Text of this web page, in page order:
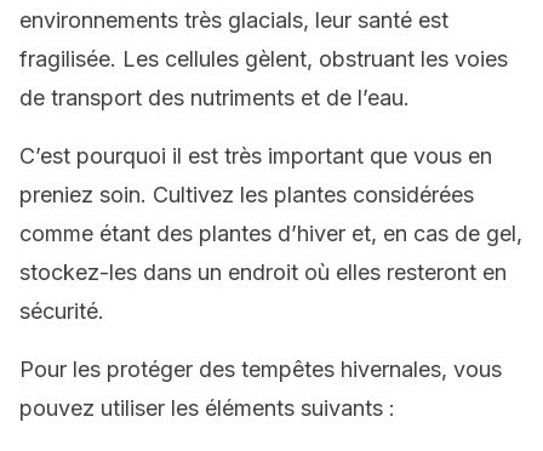
environnements très glacials, leur santé est
fragilisée. Les cellules gèlent, obstruant les voies
de transport des nutriments et de l’eau.
C’est pourquoi il est très important que vous en
preniez soin. Cultivez les plantes considérées
comme étant des plantes d’hiver et, en cas de gel,
stockez-les dans un endroit où elles resteront en
sécurité.
Pour les protéger des tempêtes hivernales, vous
pouvez utiliser les éléments suivants :